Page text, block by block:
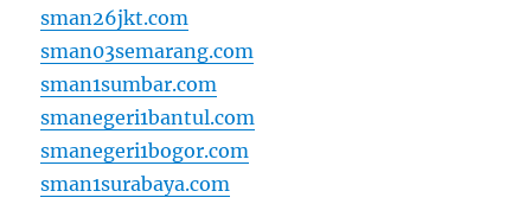
sman26jkt.com
sman03semarang.com
sman1sumbar.com
smanegeri1bantul.com
smanegeri1bogor.com
sman1surabaya.com